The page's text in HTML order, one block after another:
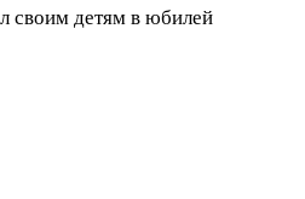
своим детям в юбилей